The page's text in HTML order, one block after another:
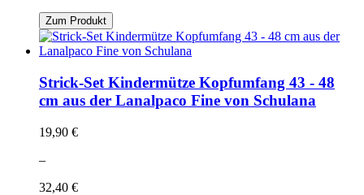
Zum Produkt
Strick-Set Kindermütze Kopfumfang 43 - 48
cm aus der Lanalpaco Fine von Schulana
19,90 €
–
32,40 €